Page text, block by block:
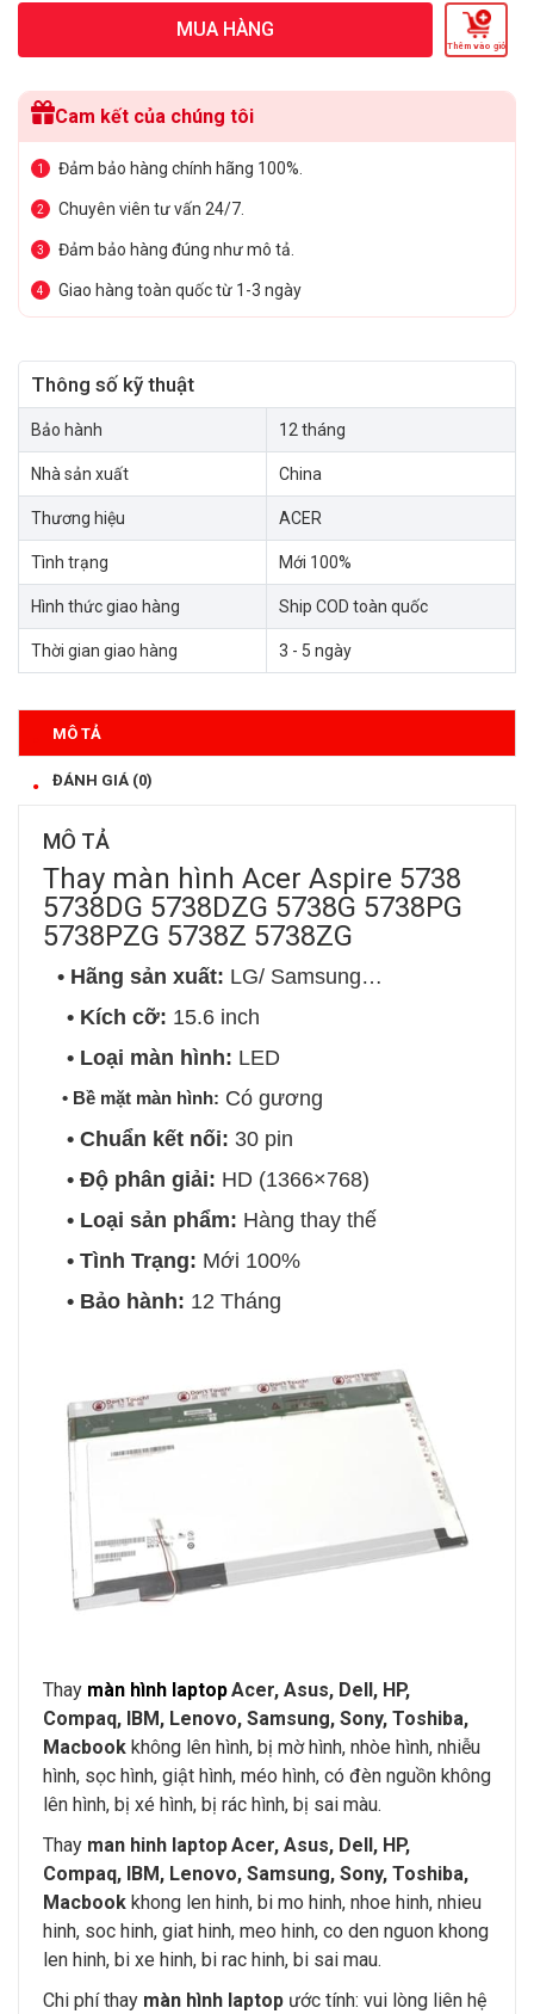
MUA HÀNG
Thêm vào giỏ
Cam kết của chúng tôi
1 Đảm bảo hàng chính hãng 100%.
2 Chuyên viên tư vấn 24/7.
3 Đảm bảo hàng đúng như mô tả.
4 Giao hàng toàn quốc từ 1-3 ngày
Thông số kỹ thuật
Bảo hành 12 tháng
Nhà sản xuất China
Thương hiệu ACER
Tình trạng Mới 100%
Hình thức giao hàng Ship COD toàn quốc
Thời gian giao hàng 3 - 5 ngày
MÔ TẢ
ĐÁNH GIÁ (0)
MÔ TẢ
Thay màn hình Acer Aspire 5738
5738DG 5738DZG 5738G 5738PG
5738PZG 5738Z 5738ZG
• Hãng sản xuất: LG/ Samsung…
• Kích cỡ: 15.6 inch
• Loại màn hình: LED
• Bề mặt màn hình: Có gương
• Chuẩn kết nối: 30 pin
• Độ phân giải: HD (1366×768)
• Loại sản phẩm: Hàng thay thế
• Tình Trạng: Mới 100%
• Bảo hành: 12 Tháng
Thay màn hình laptopAcer, Asus, Dell, HP,
Compaq, IBM, Lenovo, Samsung, Sony, Toshiba,
Macbook không lên hình, bị mờ hình, nhòe hình, nhiễu
hình, sọc hình, giật hình, méo hình, có đèn nguồn không
lên hình, bị xé hình, bị rác hình, bị sai màu.
Thay man hinh laptopAcer, Asus, Dell, HP,
Compaq, IBM, Lenovo, Samsung, Sony, Toshiba,
Macbook khong len hinh, bi mo hinh, nhoe hinh, nhieu
hinh, soc hinh, giat hinh, meo hinh, co den nguon khong
len hinh, bi xe hinh, bi rac hinh, bi sai mau.
Chi phí thay màn hình laptop ước tính: vui lòng liên hệ